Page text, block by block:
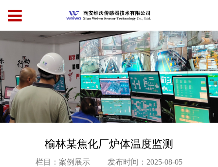
榆林某焦化厂炉体温度监测
栏目：案例展示 发布时间：2025-08-05